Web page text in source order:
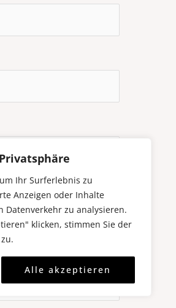
Ihr Surferlebnis zu
Anzeigen oder Inhalte
Datenverkehr zu analysieren.
klicken, stimmen Sie der
Alle akzeptieren